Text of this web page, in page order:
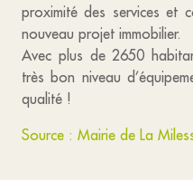
proximité des services et
nouveau projet immobilier.
Avec plus de 2650
très bon niveau
qualité !
Source : Mairie de La